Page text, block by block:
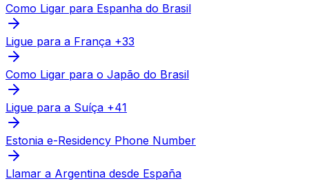
Como Ligar para Espanha do Brasil
Ligue para a França +33
Como Ligar para o Japão do Brasil
Ligue para a Suíça +41
Estonia e-Residency Phone Number
Llamar a Argentina desde España